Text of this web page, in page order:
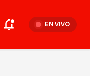
EN VIVO